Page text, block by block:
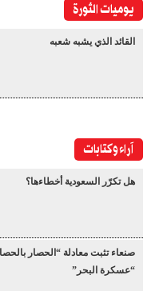
يوميات الثورة
القائد الذي يشبه شعبه
آراء وكتابات
هل تكرّر السعودية أخطاءها؟
صنعاء تثبت معادلة “الحصار
“عسكرة البحر”